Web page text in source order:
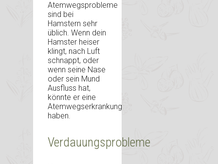
Atemwegsprobleme
sind bei
Hamstern sehr
üblich. Wenn dein
Hamster heiser
klingt, nach Luft
schnappt, oder
wenn seine Nase
oder sein Mund
Ausfluss hat,
könnte er eine
Atemwegserkrankung
haben.
Verdauungsprobleme